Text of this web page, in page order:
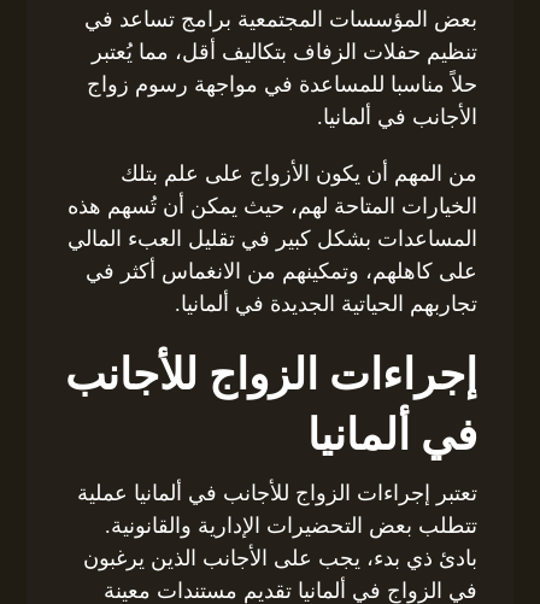
بعض المؤسسات المجتمعية برامج تساعد في
تنظيم حفلات الزفاف بتكاليف أقل، مما يُعتبر
حلاً مناسبا للمساعدة في مواجهة رسوم زواج
الأجانب في ألمانيا.
من المهم أن يكون الأزواج على علم بتلك
الخيارات المتاحة لهم، حيث يمكن أن تُسهم هذه
المساعدات بشكل كبير في تقليل العبء المالي
على كاهلهم، وتمكينهم من الانغماس أكثر في
تجاربهم الحياتية الجديدة في ألمانيا.
إجراءات الزواج للأجانب
في ألمانيا
تعتبر إجراءات الزواج للأجانب في ألمانيا عملية
تتطلب بعض التحضيرات الإدارية والقانونية.
بادئ ذي بدء، يجب على الأجانب الذين يرغبون
في الزواج في ألمانيا تقديم مستندات معينة